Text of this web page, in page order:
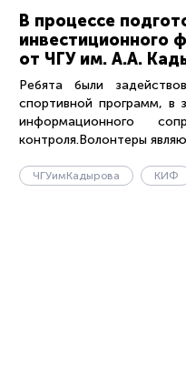
В процессе
инвестиционного
от ЧГУ им. А.А.
Ребята были
спортивной программ, в
информационного
контроля.Волонтеры
ЧГУимКадырова КИФ